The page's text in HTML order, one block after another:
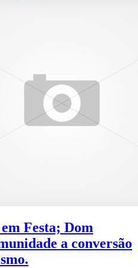
Festa; Dom
a conversão